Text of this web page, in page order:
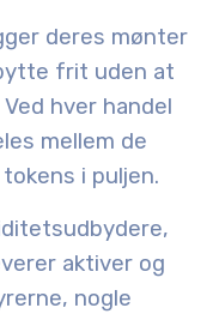
deres mønter
frit uden at
hver handel
mellem de
i puljen.
aktiver og
nogle